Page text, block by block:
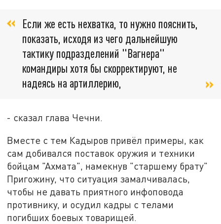
Если же есть нехватка, то нужно пояснить,
показать, исходя из чего дальнейшую
тактику подразделений "Вагнера"
командиры хотя бы скорректируют, не
надеясь на артиллерию,
- сказал глава Чечни.
Вместе с тем Кадыров привёл примеры, как
сам добивался поставок оружия и техники
бойцам "Ахмата", намекнув "старшему брату"
Пригожину, что ситуация замалчивалась,
чтобы не давать приятного инфоповода
противнику, и осудил кадры с телами
погибших боевых товарищей.